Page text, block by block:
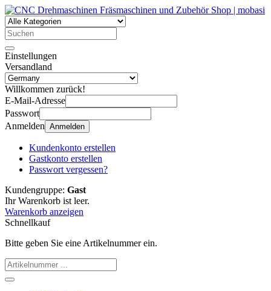
Einstellungen
Versandland
Willkommen zurück!
E-Mail-Adresse
Passwort
Anmelden Anmelden
Kundenkonto erstellen
Gastkonto erstellen
Passwort vergessen?
Kundengruppe: Gast
Ihr Warenkorb ist leer.
Warenkorb anzeigen
Schnellkauf
Bitte geben Sie eine Artikelnummer ein.